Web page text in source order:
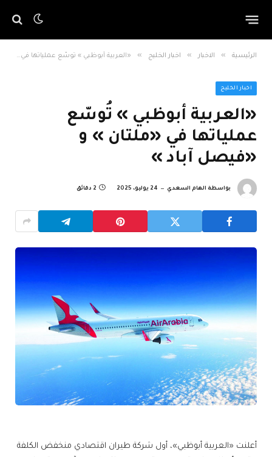
الرئيسية » الاخبار » اخبار الخليج » «العربية أبوظبي » تُوسّع عملياتها في «ملتان » و «فيصل آباد »
اخبار الخليج
«العربية أبوظبي » تُوسّع
عملياتها في «ملتان » و
«فيصل آباد »
بواسطة الهام السعدي 24 يوليو، 2025 2 دقائق
أعلنت «العربية أبوظبي»، أول شركة طيران اقتصادي منخفض الكلفة